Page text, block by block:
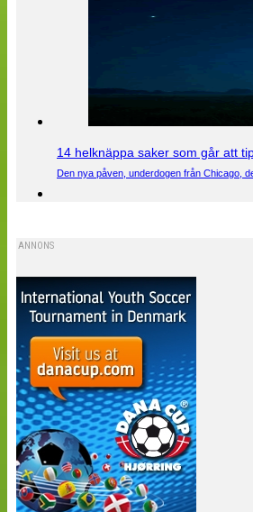
14 helknäppa saker som går att
Den nya påven, underdogen från Chicago,
ANNONS